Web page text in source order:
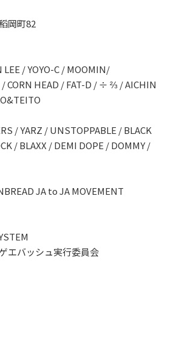
岡町82
LEE / YOYO-C / MOOMIN/
/ CORN HEAD / FAT-D / ÷ ⅔ / AICHIN
/ YARZ / UNSTOPPABLE / BLACK
/ BLAXX / DEMI DOPE / DOMMY /
JA to JA MOVEMENT
エバッシュ実行委員会